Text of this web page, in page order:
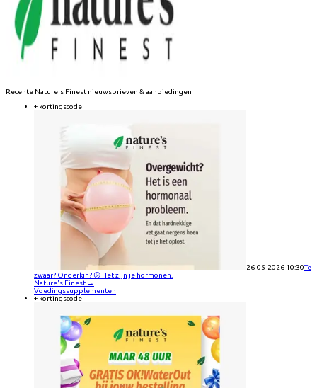
Recente Nature's Finest nieuwsbrieven & aanbiedingen
+ kortingscode
26-05-2026 10:30Te
zwaar? Onderkin? 😕 Het zijn je hormonen.
Nature's Finest →
Voedingssupplementen
+ kortingscode